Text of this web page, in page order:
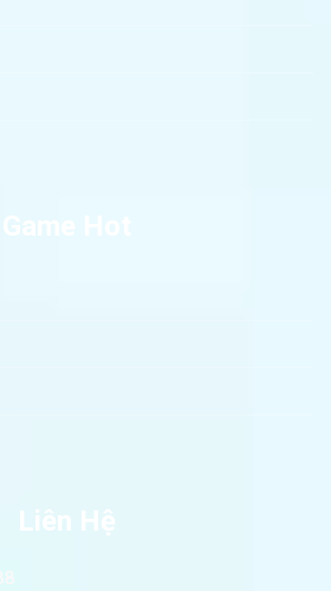
Liên Hệ